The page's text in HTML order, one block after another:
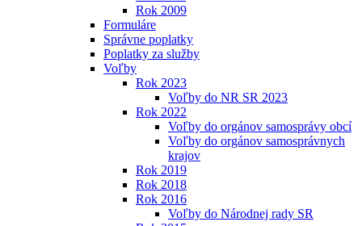
Rok 2009
Formuláre
Správne poplatky
Poplatky za služby
Voľby
Rok 2023
Voľby do NR SR 2023
Rok 2022
Voľby do orgánov samosprávy obcí
Voľby do orgánov samosprávnych
krajov
Rok 2019
Rok 2018
Rok 2016
Voľby do Národnej rady SR